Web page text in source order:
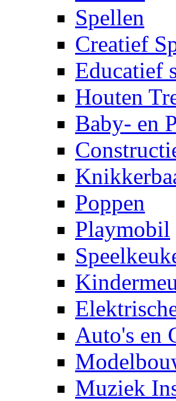
Spellen
Creatief
Educatief
Houten
Baby- en
Poppen
Playmobil
Auto's en
Muziek